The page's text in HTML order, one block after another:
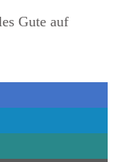
Gute auf